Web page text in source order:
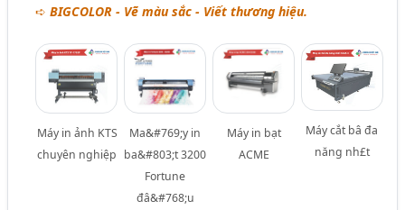
➪BIGCOLOR - Vẽ màu sắc - Viết thương hiệu.
Máy in ảnh KTS
chuyên nghiệp
Ma&#769;y in
ba&#803;t 3200
Fortune
đâ&#768;u
Máy in bạt
ACME
Máy cắt bâ đa
năng nh£t